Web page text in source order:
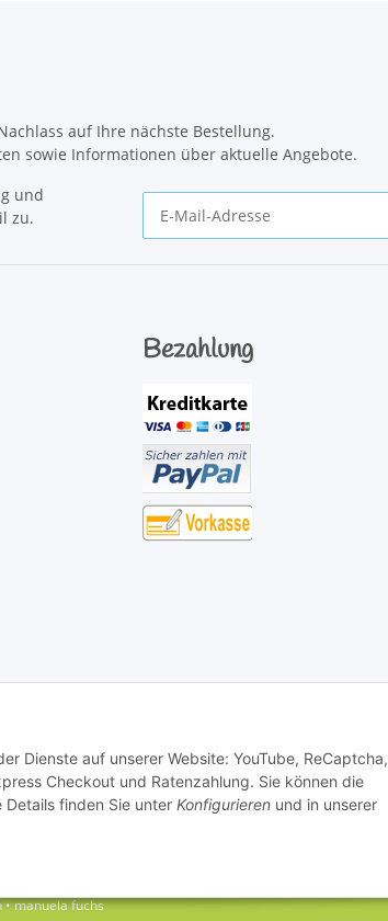
Dienste auf unserer Website: YouTube, ReCaptcha,
Checkout und Ratenzahlung. Sie können die
finden Sie unter Konfigurieren und in unserer
auf Ihre nächste Bestellung.
sowie Informationen über aktuelle Angebote.
und
zu.
Bezahlung
manuela fuchs